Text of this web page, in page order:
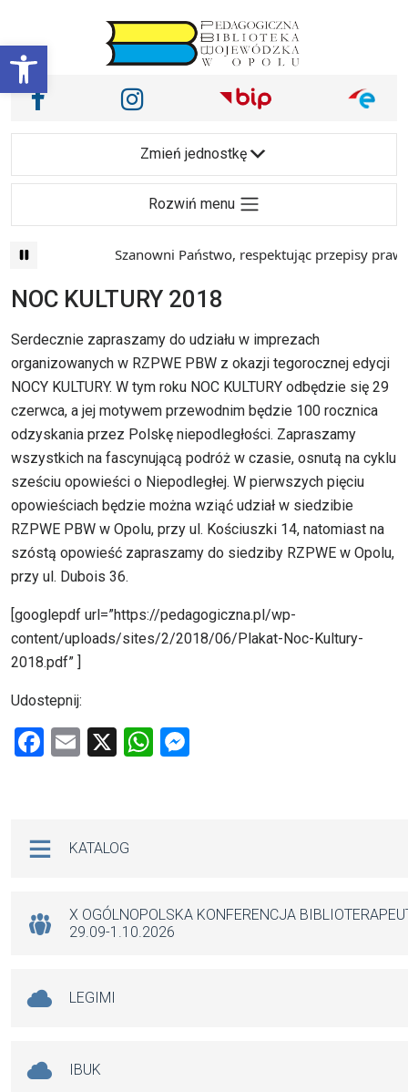
Otwórz pasek narzędzi
Main Navigation
Nasze media społecznościowe i inne
Facebook Instagram
Zmień jednostkę
Rozwiń menu
Szanowni Państwo, respektując przepisy
NOC KULTURY 2018
Serdecznie zapraszamy do udziału w imprezach
organizowanych w RZPWE PBW z okazji tegorocznej edycji
NOCY KULTURY. W tym roku NOC KULTURY odbędzie się 29
czerwca, a jej motywem przewodnim będzie 100 rocznica
odzyskania przez Polskę niepodległości. Zapraszamy
wszystkich na fascynującą podróż w czasie, osnutą na cyklu
sześciu opowieści o Niepodległej. W pierwszych pięciu
opowieściach będzie można wziąć udział w siedzibie
RZPWE PBW w Opolu, przy ul. Kościuszki 14, natomiast na
szóstą opowieść zapraszamy do siedziby RZPWE w Opolu,
przy ul. Dubois 36.
[googlepdf url=”https://pedagogiczna.pl/wp-
content/uploads/sites/2/2018/06/Plakat-Noc-Kultury-
2018.pdf” ]
Udostepnij:
F
o
k
E
X
W
p
KATALOG
X OGÓLNOPOLSKA KONFERENCJA
29.09-1.10.2026
LEGIMI
IBUK